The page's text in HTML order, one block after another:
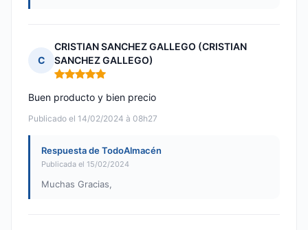
C
CRISTIAN SANCHEZ GALLEGO (CRISTIAN
SANCHEZ GALLEGO)
Nota: 5 de 5
Publicado el 14/02/2024 à 08h27
Buen producto y bien precio
Respuesta de TodoAlmacén
Publicada el 15/02/2024
Muchas Gracias,